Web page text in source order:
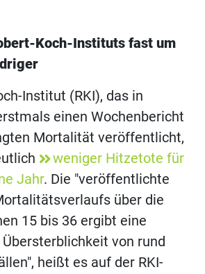
Koch-Instituts fast um
Institut (RKI), das in
einen Wochenbericht
Mortalität veröffentlicht,
weniger Hitzetote für
Jahr. Die "veröffentlichte
über die
15 bis 36 ergibt eine
von rund
heißt es auf der RKI-